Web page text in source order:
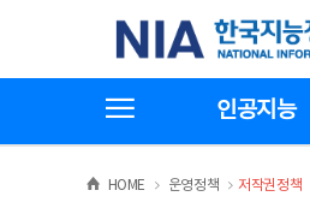
기
한국지능정보사회진흥원
인공지능
HOME >운영정책 >
저작권정책